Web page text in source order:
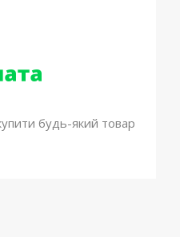
будь-який товар